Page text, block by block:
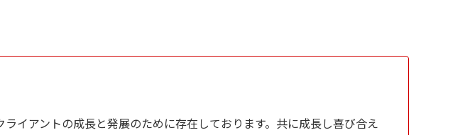
イアントの成長と発展のために存在しております。共に成長し喜び合え